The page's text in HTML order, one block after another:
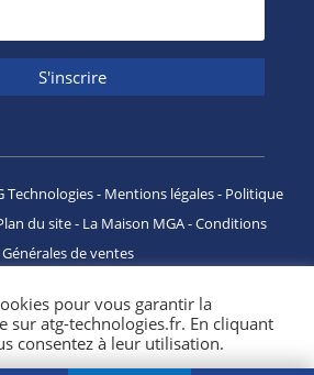
S'inscrire
Technologies - Mentions légales- Politique
du site- La Maison MGA-Conditions
Générales de ventes
pour vous garantir la
sur atg-technologies.fr. En cliquant
consentez à leur utilisation.